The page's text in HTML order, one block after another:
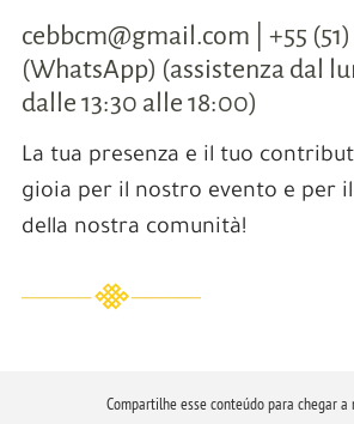
cebbcm@gmail.com | +55 (51)
(WhatsApp) (assistenza dal
dalle 13:30 alle 18:00)
La tua presenza e il tuo
gioia per il nostro evento e per
della nostra comunità!
Compartilhe esse conteúdo para chegar a